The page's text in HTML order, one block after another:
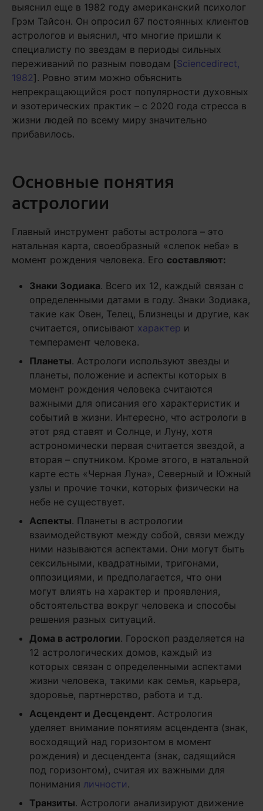
выяснил еще в 1982 году американский психолог
Грэм Тайсон. Он опросил 67 постоянных клиентов
астрологов и выяснил, что многие пришли к
специалисту по звездам в периоды сильных
переживаний по разным поводам [Sciencedirect,
1982]. Ровно этим можно объяснить
непрекращающийся рост популярности духовных
и эзотерических практик – с 2020 года стресса в
жизни людей по всему миру значительно
прибавилось.
Основные понятия
астрологии
Главный инструмент работы астролога – это
натальная карта, своеобразный «слепок неба» в
момент рождения человека. Его составляют:
Знаки Зодиака. Всего их 12, каждый связан с
определенными датами в году. Знаки Зодиака,
такие как Овен, Телец, Близнецы и другие, как
считается, описывают характер и
темперамент человека.
Планеты. Астрологи используют звезды и
планеты, положение и аспекты которых в
момент рождения человека считаются
важными для описания его характеристик и
событий в жизни. Интересно, что астрологи в
этот ряд ставят и Солнце, и Луну, хотя
астрономически первая считается звездой, а
вторая – спутником. Кроме этого, в натальной
карте есть «Черная Луна», Северный и Южный
узлы и прочие точки, которых физически на
небе не существует.
Аспекты. Планеты в астрологии
взаимодействуют между собой, связи между
ними называются аспектами. Они могут быть
сексильными, квадратными, тригонами,
оппозициями, и предполагается, что они
могут влиять на характер и проявления,
обстоятельства вокруг человека и способы
решения разных ситуаций.
Дома в астрологии. Гороскоп разделяется на
12 астрологических домов, каждый из
которых связан с определенными аспектами
жизни человека, такими как семья, карьера,
здоровье, партнерство, работа и т.д.
Асцендент и Десцендент. Астрология
уделяет внимание понятиям асцендента (знак,
восходящий над горизонтом в момент
рождения) и десцендента (знак, садящийся
под горизонтом), считая их важными для
понимания личности.
Транзиты. Астрологи анализируют движение